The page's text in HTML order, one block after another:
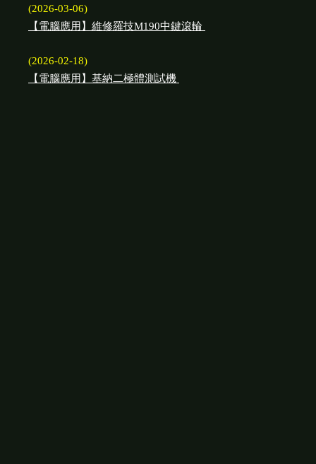
(2026-03-06)
【電腦應用】維修羅技M190中鍵滾輪
(2026-02-18)
【電腦應用】基納二極體測試機